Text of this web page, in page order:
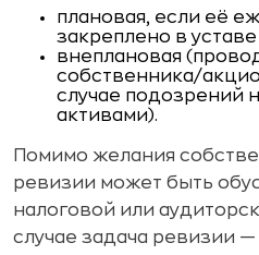
плановая, если её
закреплено в
внеплановая
собственника/
случае подозрений
активами).
Помимо желания
ревизии может быть
налоговой или
случае задача ревизии